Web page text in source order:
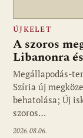
ÚJKELET
A szoros
Libanonra
Megállapodás-
Szíria új
behatolása; Új
szoros…
2026.08.06.